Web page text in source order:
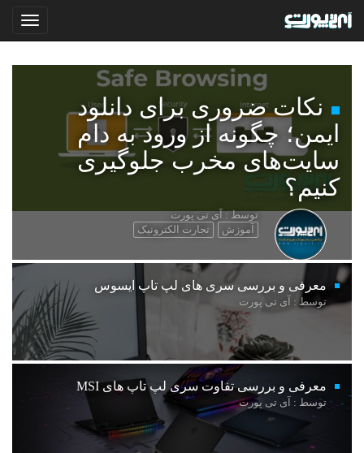
نکات ضروری برای دانلود
ایمن؛ چگونه از ورود به دام
سایت‌های مخرب جلوگیری
کنیم؟
توسط : آی تی پورت
آموزش
تجارت الکترونیک
معرفی و بررسی سری های لپ تاپ ایسوس
توسط : آی تی پورت
معرفی و بررسی تفاوت سری لپ تاپ های MSI
توسط : آی تی پورت